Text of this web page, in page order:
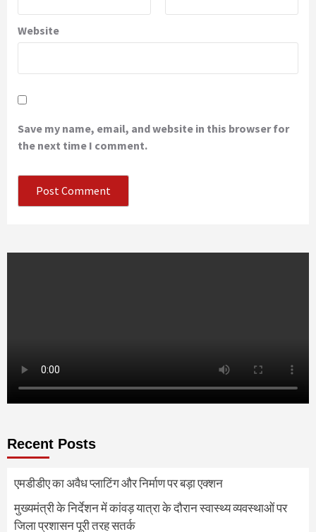
Website
Save my name, email, and website in this browser for
the next time I comment.
Recent Posts
एमडीडीए का अवैध प्लाटिंग और निर्माण पर बड़ा एक्शन
मुख्यमंत्री के निर्देशन में कांवड़ यात्रा के दौरान स्वास्थ्य व्यवस्थाओं पर
जिला प्रशासन पूरी तरह सतर्क